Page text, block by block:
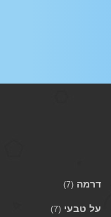
דרמה (7)
על טבעי (7)